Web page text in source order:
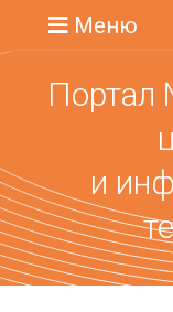
Меню
Портал
и